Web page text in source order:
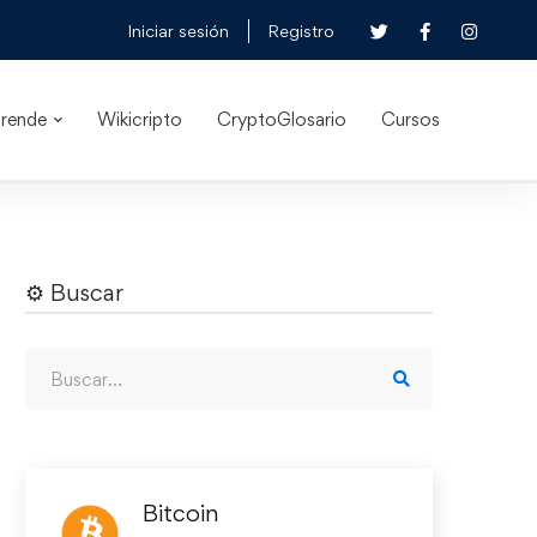
Iniciar sesión Registro
Wikicripto CryptoGlosario Cursos
⚙︎ Buscar
Bitcoin